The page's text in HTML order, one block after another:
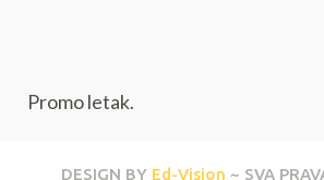
Promo letak.
DESIGN BY Ed-Vision ~ SVA